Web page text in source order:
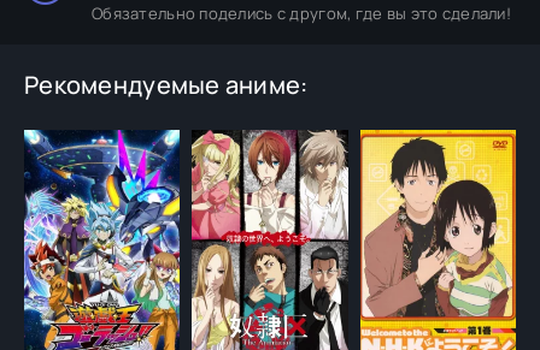
Обязательно поделись с другом, где вы это сделали!
Рекомендуемые аниме: